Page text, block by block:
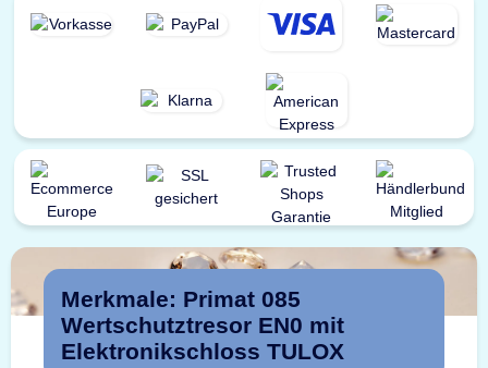
Merkmale: Primat 085
Wertschutztresor EN0 mit
Elektronikschloss TULOX